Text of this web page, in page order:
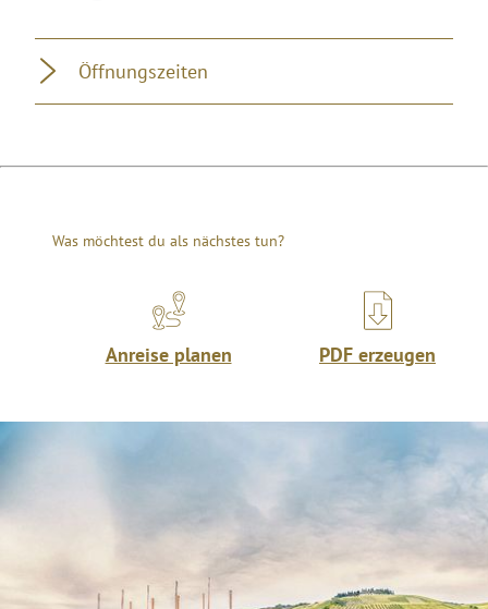
Öffnungszeiten
Was möchtest du als nächstes tun?
Anreise planen PDF erzeugen